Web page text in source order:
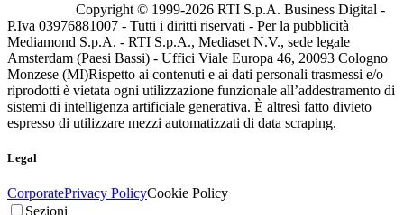
Copyright © 1999-2026 RTI S.p.A. Business Digital -
P.Iva 03976881007 - Tutti i diritti riservati - Per la pubblicità
Mediamond S.p.A. - RTI S.p.A., Mediaset N.V., sede legale
Amsterdam (Paesi Bassi) - Uffici Viale Europa 46, 20093 Cologno
Monzese (MI)Rispetto ai contenuti e ai dati personali trasmessi e/o
riprodotti è vietata ogni utilizzazione funzionale all’addestramento di
sistemi di intelligenza artificiale generativa. È altresì fatto divieto
espresso di utilizzare mezzi automatizzati di data scraping.
Legal
CorporatePrivacy PolicyCookie Policy
Sezioni